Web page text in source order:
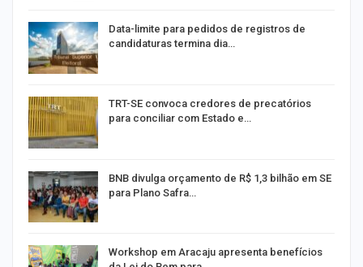
Data-limite para pedidos de registros de
candidaturas termina dia…
TRT-SE convoca credores de precatórios
para conciliar com Estado e…
BNB divulga orçamento de R$ 1,3 bilhão em SE
para Plano Safra…
Workshop em Aracaju apresenta benefícios